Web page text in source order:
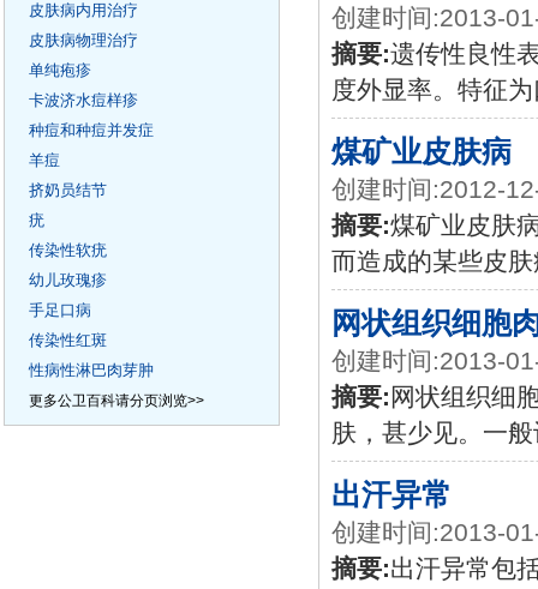
创建时间:2013-
摘要:遗传性良性
度外显率。特征
煤矿业皮肤病
创建时间:2012-
摘要:煤矿业皮肤
而造成的某些皮
网状组织细胞
创建时间:2013-
摘要: 网状组织细
肤，甚少见。一
出汗异常
创建时间:2013-
摘要:出汗异常包
皮肤病内用治疗
皮肤病物理治疗
单纯疱疹
卡波济水痘样疹
种痘和种痘并发症
羊痘
挤奶员结节
疣
传染性软疣
幼儿玫瑰疹
手足口病
传染性红斑
性病性淋巴肉芽肿
更多公卫百科请分页浏览>>